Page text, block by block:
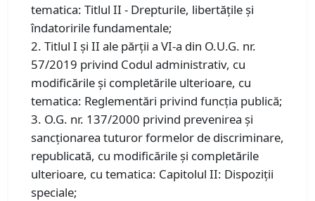
tematica: Titlul II - Drepturile, libertăţile şi
îndatoririle fundamentale;
2. Titlul I și II ale părții a VI-a din O.U.G. nr.
57/2019 privind Codul administrativ, cu
modificările și completările ulterioare, cu
tematica: Reglementări privind funcția publică;
3. O.G. nr. 137/2000 privind prevenirea și
sancționarea tuturor formelor de discriminare,
republicată, cu modificările și completările
ulterioare, cu tematica: Capitolul II: Dispoziții
speciale;